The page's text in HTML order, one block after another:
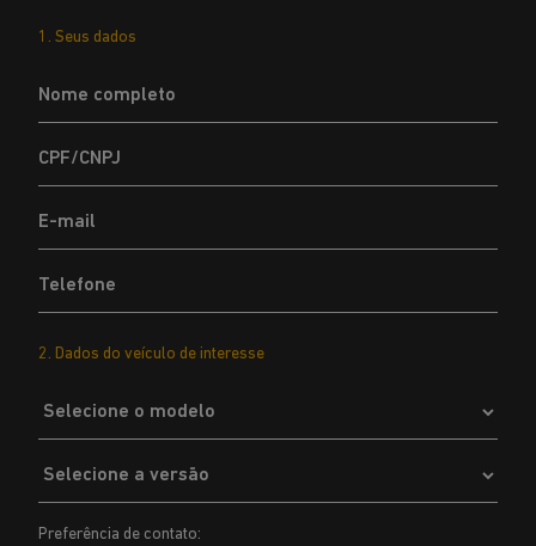
1. Seus dados
2. Dados do veículo de interesse
Preferência de contato: